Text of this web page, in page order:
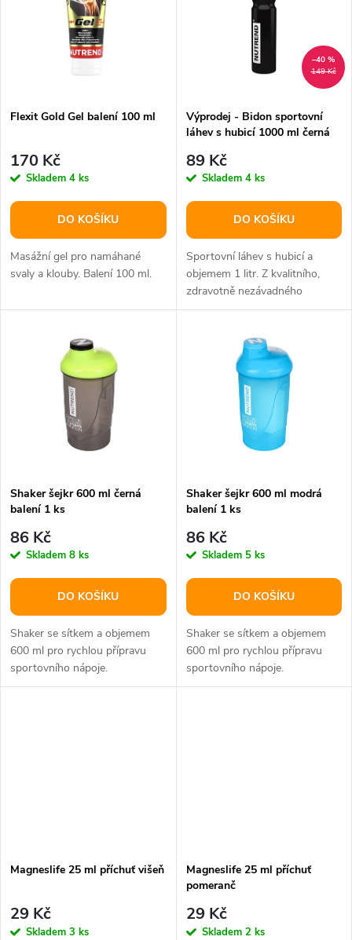
p
r
o
d
u
s
p
r
o
d
u
Flexit Gold Gel balení 100 ml
170 Kč
Skladem 4 ks
DO KOŠÍKU
Masážní gel pro namáhané
svaly a klouby. Balení 100 ml.
149 Kč
–40 %
Výprodej - Bidon sportovní
láhev s hubicí 1000 ml černá
89 Kč
Skladem 4 ks
DO KOŠÍKU
Sportovní láhev s hubicí a
objemem 1 litr. Z kvalitního,
zdravotně nezávadného
polyetylenu.
Shaker šejkr 600 ml černá
balení 1 ks
86 Kč
Skladem 8 ks
DO KOŠÍKU
Shaker se sítkem a objemem
600 ml pro rychlou přípravu
sportovního nápoje.
Shaker šejkr 600 ml modrá
balení 1 ks
86 Kč
Skladem 5 ks
DO KOŠÍKU
Shaker se sítkem a objemem
600 ml pro rychlou přípravu
sportovního nápoje.
Magneslife 25 ml příchuť višeň
29 Kč
Skladem 3 ks
Magneslife 25 ml příchuť
pomeranč
29 Kč
Skladem 2 ks